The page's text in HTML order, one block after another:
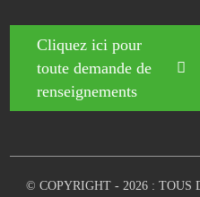
Cliquez ici pour
toute demande de
renseignements
© COPYRIGHT - 2026 : TOUS